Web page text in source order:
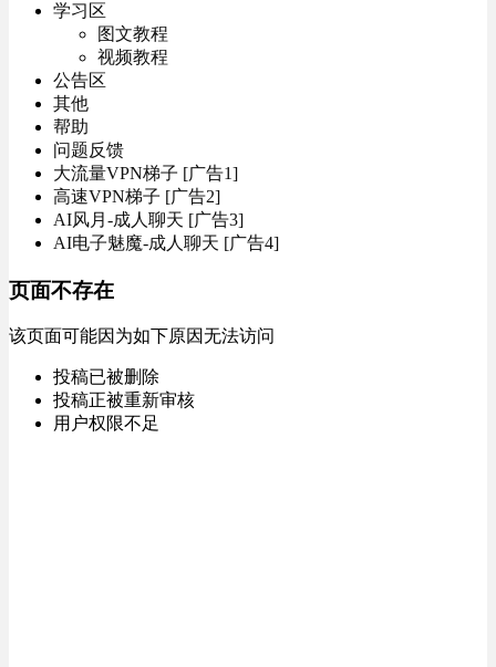
学习区
图文教程
视频教程
公告区
其他
帮助
问题反馈
大流量VPN梯子 [广告1]
高速VPN梯子 [广告2]
AI风月-成人聊天 [广告3]
AI电子魅魔-成人聊天 [广告4]
页面不存在
该页面可能因为如下原因无法访问
投稿已被删除
投稿正被重新审核
用户权限不足